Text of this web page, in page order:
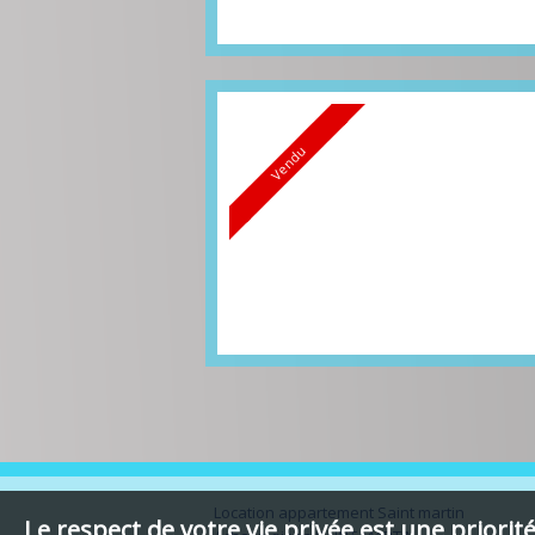
Vendu
Location appartement Saint martin